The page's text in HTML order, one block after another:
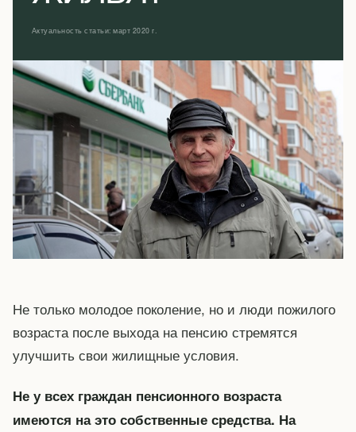
Актуальность статьи: март 2020 г.
Не только молодое поколение, но и люди пожилого
возраста после выхода на пенсию стремятся
улучшить свои жилищные условия.
Не у всех граждан пенсионного возраста
имеются на это собственные средства. На